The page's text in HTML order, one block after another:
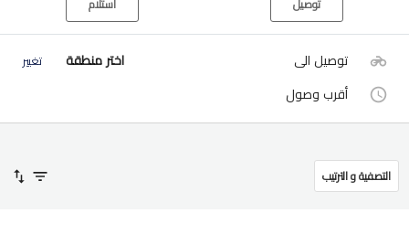
توصيل استلام
توصيل الى اختر منطقة تغيير
أقرب وصول
التصفية و الترتيب